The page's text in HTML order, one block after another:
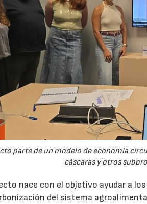
parte de un modelo de economía
cáscaras y otros
nace con el objetivo ayudar a
del sistema